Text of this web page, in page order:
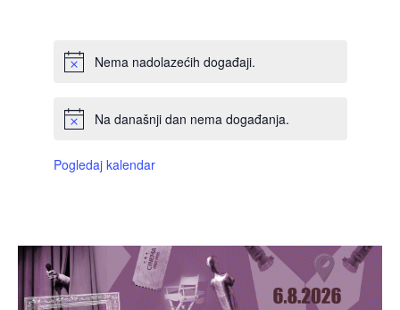
Nema nadolazećih događaji.
Na današnji dan nema događanja.
Pogledaj kalendar